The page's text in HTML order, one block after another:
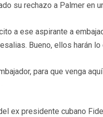
su rechazo a Palmer en
a ese aspirante a
Bueno, ellos harán
para que venga
ex presidente cubano